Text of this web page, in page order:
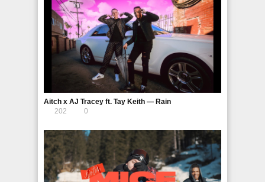
Aitch x AJ Tracey ft. Tay Keith — Rain
202
0